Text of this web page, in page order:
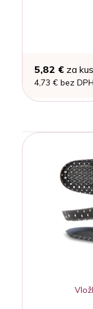
5,82 € za kus
4,73 € bez DPH